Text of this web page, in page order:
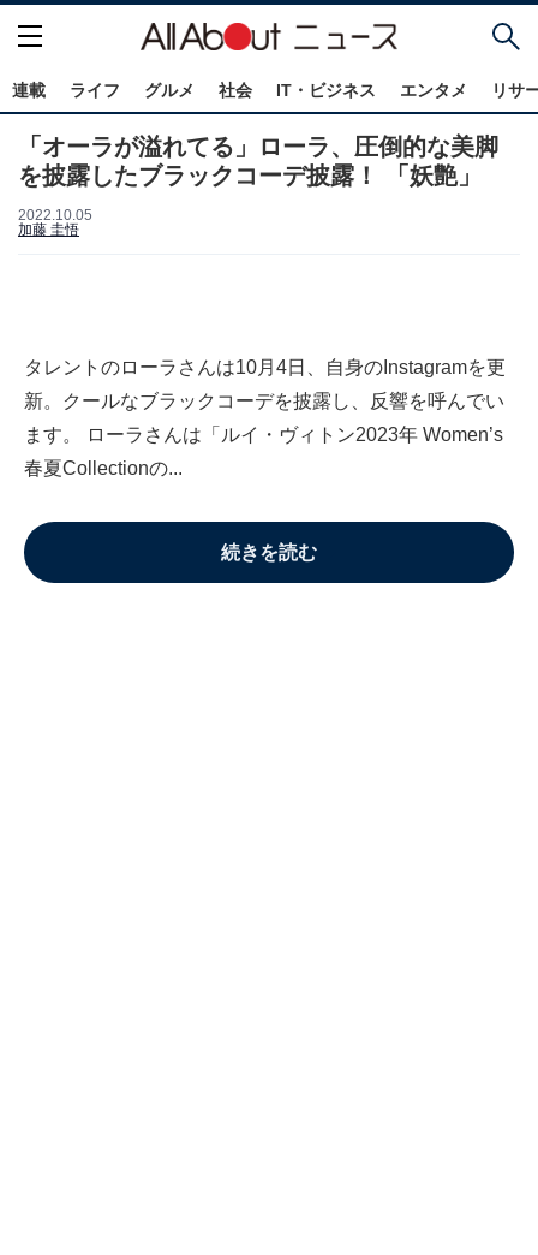
連載 ライフ グルメ 社会 IT・ビジネス エンタメ リサ
「オーラが溢れてる」ローラ、圧倒的な美脚
を披露したブラックコーデ披露！ 「妖艶」
2022.10.05
加藤 圭悟
タレントのローラさんは10月4日、自身のInstagramを更
新。クールなブラックコーデを披露し、反響を呼んでい
ます。 ローラさんは「ルイ・ヴィトン2023年 Women’s
春夏Collectionの...
続きを読む